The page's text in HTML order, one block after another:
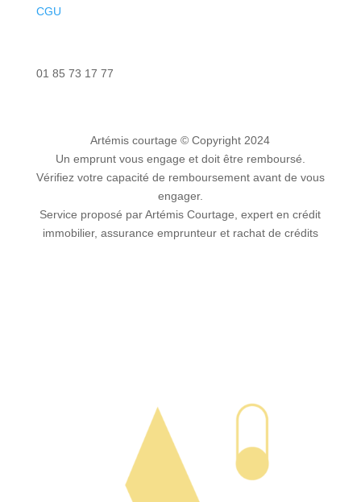
CGU
01 85 73 17 77
Artémis courtage© Copyright 2024
Un emprunt vous engage et doit être remboursé.
Vérifiez votre capacité de remboursement avant de vous
engager.
Service proposé par Artémis Courtage, expert en crédit
immobilier, assurance emprunteur et rachat de crédits